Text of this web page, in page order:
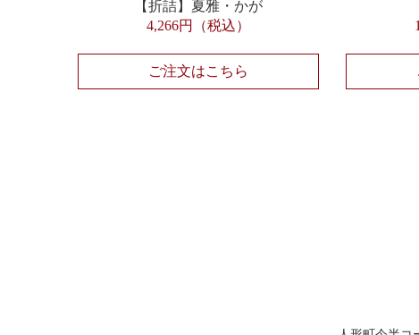
【折詰】夏雅・かが
4,266円（税込）
ご注文はこちら